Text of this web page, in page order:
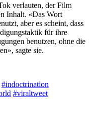
verlauten, der Film
Inhalt. «Das Wort
aber es scheint, dass
für ihre
benutzen, ohne die
sagte sie.
#indoctrination
#viraltweet